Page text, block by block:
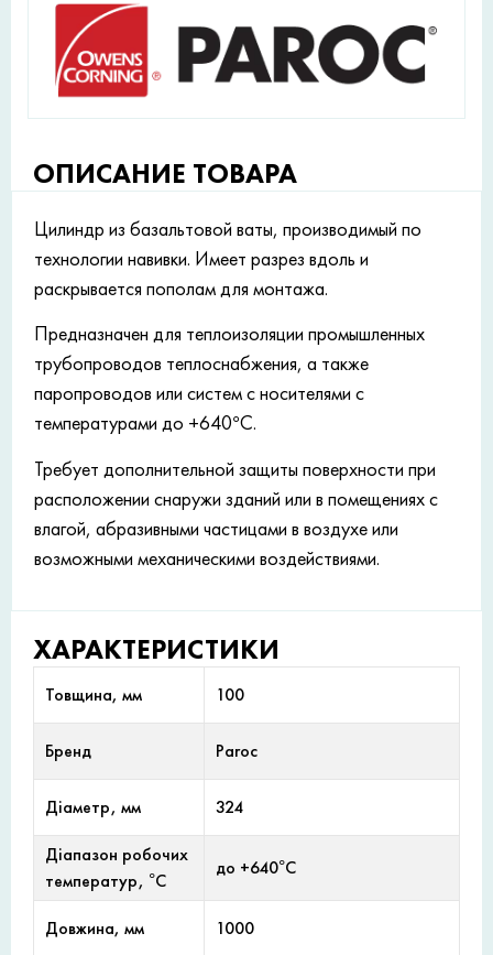
ОПИСАНИЕ ТОВАРА
Цилиндр из базальтовой ваты, производимый по
технологии навивки. Имеет разрез вдоль и
раскрывается пополам для монтажа.
Предназначен для теплоизоляции промышленных
трубопроводов теплоснабжения, а также
паропроводов или систем с носителями с
температурами до +640°С.
Требует дополнительной защиты поверхности при
расположении снаружи зданий или в помещениях с
влагой, абразивными частицами в воздухе или
возможными механическими воздействиями.
ХАРАКТЕРИСТИКИ
Товщина, мм 100
Бренд Paroc
Діаметр, мм 324
Діапазон робочих
температур, °С
до +640°С
Довжина, мм 1000